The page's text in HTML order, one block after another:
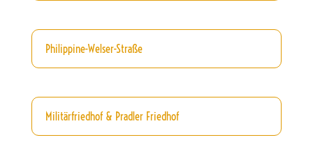
Philippine-Welser-Straße
Militärfriedhof & Pradler Friedhof